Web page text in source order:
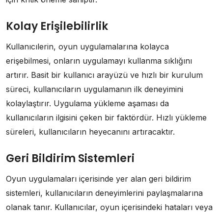
Kolay Erişilebilirlik
Kullanıcılerin, oyun uygulamalarına kolayca
erişebilmesi, onların uygulamayı kullanma sıklığını
artırır. Basit bir kullanıcı arayüzü ve hızlı bir kurulum
süreci, kullanıcıların uygulamanın ilk deneyimini
kolaylaştırır. Uygulama yükleme aşaması da
kullanıcıların ilgisini çeken bir faktördür. Hızlı yükleme
süreleri, kullanıcıların heyecanını artıracaktır.
Geri Bildirim Sistemleri
Oyun uygulamaları içerisinde yer alan geri bildirim
sistemleri, kullanıcıların deneyimlerini paylaşmalarına
olanak tanır. Kullanıcılar, oyun içerisindeki hataları veya